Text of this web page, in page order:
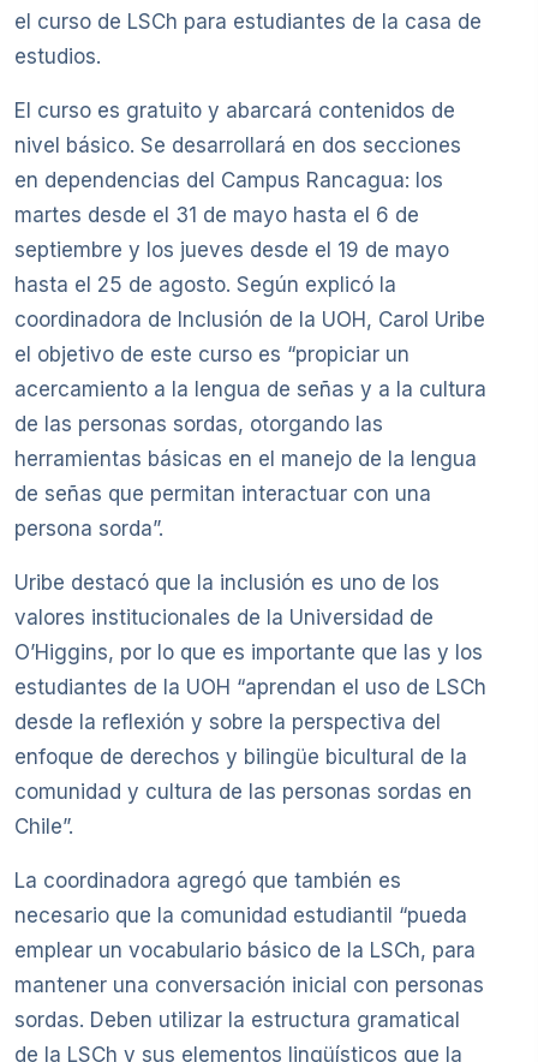
el curso de LSCh para estudiantes de la casa de
estudios.
El curso es gratuito y abarcará contenidos de
nivel básico. Se desarrollará en dos secciones
en dependencias del Campus Rancagua: los
martes desde el 31 de mayo hasta el 6 de
septiembre y los jueves desde el 19 de mayo
hasta el 25 de agosto. Según explicó la
coordinadora de Inclusión de la UOH, Carol Uribe
el objetivo de este curso es “propiciar un
acercamiento a la lengua de señas y a la cultura
de las personas sordas, otorgando las
herramientas básicas en el manejo de la lengua
de señas que permitan interactuar con una
persona sorda”.
Uribe destacó que la inclusión es uno de los
valores institucionales de la Universidad de
O’Higgins, por lo que es importante que las y los
estudiantes de la UOH “aprendan el uso de LSCh
desde la reflexión y sobre la perspectiva del
enfoque de derechos y bilingüe bicultural de la
comunidad y cultura de las personas sordas en
Chile”.
La coordinadora agregó que también es
necesario que la comunidad estudiantil “pueda
emplear un vocabulario básico de la LSCh, para
mantener una conversación inicial con personas
sordas. Deben utilizar la estructura gramatical
de la LSCh y sus elementos lingüísticos que la